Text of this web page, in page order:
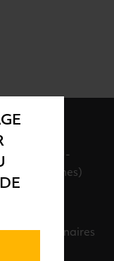
AU-
consignes)
nos partenaires